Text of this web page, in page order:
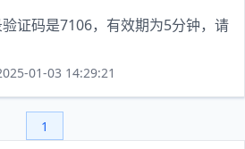
验证码是7106，有效期为5分钟，请
01-03 14:29:21
1